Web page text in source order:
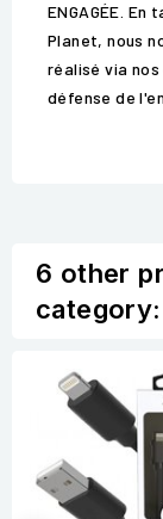
ENGAGÉE.
Planet, nous
réalisé via nos
défense de
6 other
category: